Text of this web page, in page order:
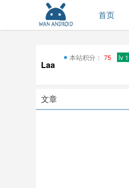
首页
Laa
本站积分： 75 lv 1
文章